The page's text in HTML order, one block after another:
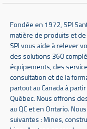
Fondée en 1972, SPI
matière de produits et
SPI vous aide à relever
des solutions 360
équipements, des
consultation et de la
partout au Canada à
Québec. Nous offrons
au QC et en Ontario.
suivantes : Mines,